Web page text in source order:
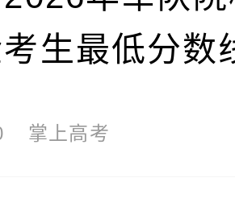
生最低分数
掌上高考